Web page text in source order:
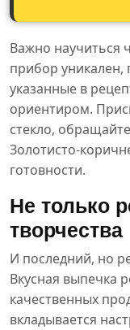
Важно научиться
прибор уникален,
указанные в
ориентиром.
стекло,
Золотисто-
готовности.
Не только
творчества
И последний, но
Вкусная выпечка
качественных
вкладывается